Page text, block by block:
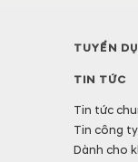
TUYỂN
TIN TỨC
Tin tức
Tin công ty
Dành cho